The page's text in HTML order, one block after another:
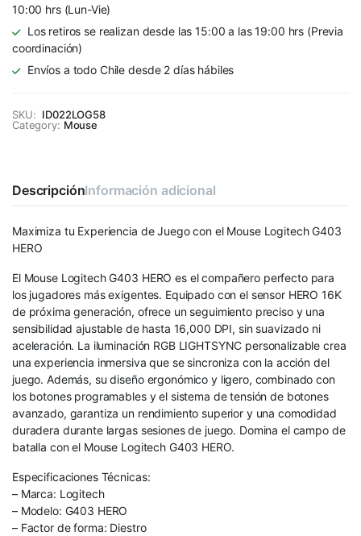
10:00 hrs (Lun-Vie)
Los retiros se realizan desde las 15:00 a las 19:00 hrs (Previa
coordinación)
Envíos a todo Chile desde 2 días hábiles
SKU: ID022LOG58
Category: Mouse
DescripciónInformación adicional
Maximiza tu Experiencia de Juego con el Mouse Logitech G403
HERO
El Mouse Logitech G403 HERO es el compañero perfecto para
los jugadores más exigentes. Equipado con el sensor HERO 16K
de próxima generación, ofrece un seguimiento preciso y una
sensibilidad ajustable de hasta 16,000 DPI, sin suavizado ni
aceleración. La iluminación RGB LIGHTSYNC personalizable crea
una experiencia inmersiva que se sincroniza con la acción del
juego. Además, su diseño ergonómico y ligero, combinado con
los botones programables y el sistema de tensión de botones
avanzado, garantiza un rendimiento superior y una comodidad
duradera durante largas sesiones de juego. Domina el campo de
batalla con el Mouse Logitech G403 HERO.
Especificaciones Técnicas:
– Marca: Logitech
– Modelo: G403 HERO
– Factor de forma: Diestro